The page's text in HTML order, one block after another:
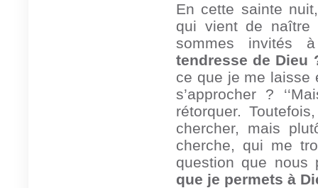
En cette sainte
qui vient de naître
sommes invités
tendresse de Dieu
ce que je me laisse
s’approcher ?
rétorquer.
chercher, mais
cherche, qui me
question que nous
que je permets à